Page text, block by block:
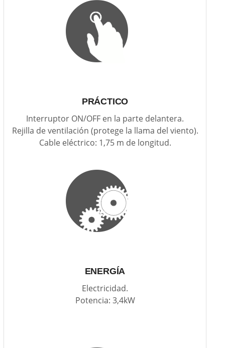
PRÁCTICO
Interruptor ON/OFF en la parte delantera.
Rejilla de ventilación (protege la llama del viento).
Cable eléctrico: 1,75 m de longitud.
ENERGÍA
Electricidad.
Potencia: 3,4kW